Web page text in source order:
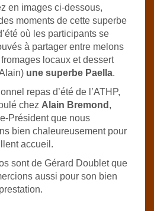
en images ci-dessous,
moments de cette superbe
où les participants se
à partager entre melons
locaux et dessert
une superbe Paella.
repas d’été de l’ATHP,
chez Alain Bremond ,
Président que nous
bien chaleureusement pour
accueil.
sont de Gérard Doublet que
aussi pour son bien